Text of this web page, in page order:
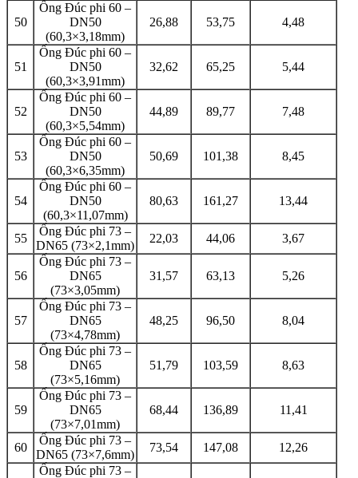
50
Ống Đúc phi 60 –
DN50
(60,3×3,18mm)
26,88 53,75 4,48
51
Ống Đúc phi 60 –
DN50
(60,3×3,91mm)
32,62 65,25 5,44
52
Ống Đúc phi 60 –
DN50
(60,3×5,54mm)
44,89 89,77 7,48
53
Ống Đúc phi 60 –
DN50
(60,3×6,35mm)
50,69 101,38 8,45
54
Ống Đúc phi 60 –
DN50
(60,3×11,07mm)
80,63 161,27 13,44
55
Ống Đúc phi 73 –
DN65 (73×2,1mm)
22,03 44,06 3,67
56
Ống Đúc phi 73 –
DN65
(73×3,05mm)
31,57 63,13 5,26
57
Ống Đúc phi 73 –
DN65
(73×4,78mm)
48,25 96,50 8,04
58
Ống Đúc phi 73 –
DN65
(73×5,16mm)
51,79 103,59 8,63
59
Ống Đúc phi 73 –
DN65
(73×7,01mm)
68,44 136,89 11,41
60
Ống Đúc phi 73 –
DN65 (73×7,6mm)
73,54 147,08
12,26
Ống Đúc phi 73 –